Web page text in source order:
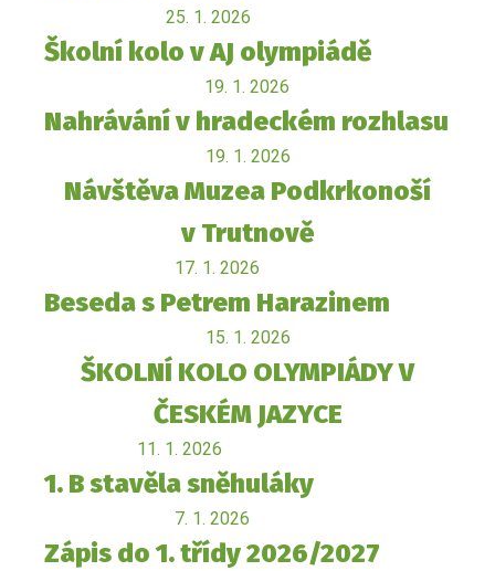
25. 1. 2026
Školní kolo v AJ olympiádě
19. 1. 2026
Nahrávání v hradeckém rozhlasu
19. 1. 2026
Návštěva Muzea Podkrkonoší
v Trutnově
17. 1. 2026
Beseda s Petrem Harazinem
15. 1. 2026
ŠKOLNÍ KOLO OLYMPIÁDY V
ČESKÉM JAZYCE
11. 1. 2026
1. B stavěla sněhuláky
7. 1. 2026
Zápis do 1. třídy 2026/2027